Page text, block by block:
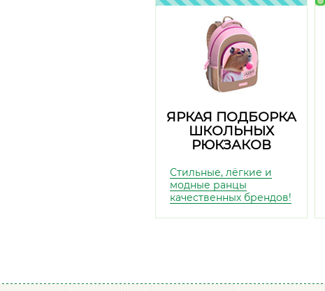
ЯРКАЯ ПОДБОРКА
ШКОЛЬНЫХ
РЮКЗАКОВ
Стильные, лёгкие и
модные ранцы
качественных брендов!